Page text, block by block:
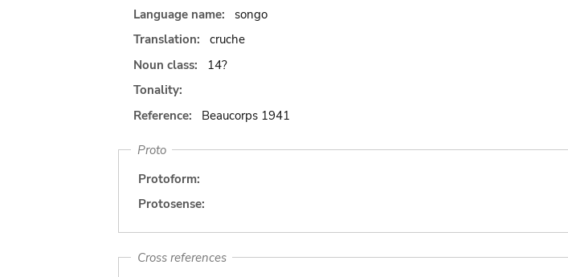
Language name:
songo
Translation:
cruche
Noun class:
14?
Tonality:
Reference:
Beaucorps 1941
Proto
Protoform:
Protosense:
Cross references